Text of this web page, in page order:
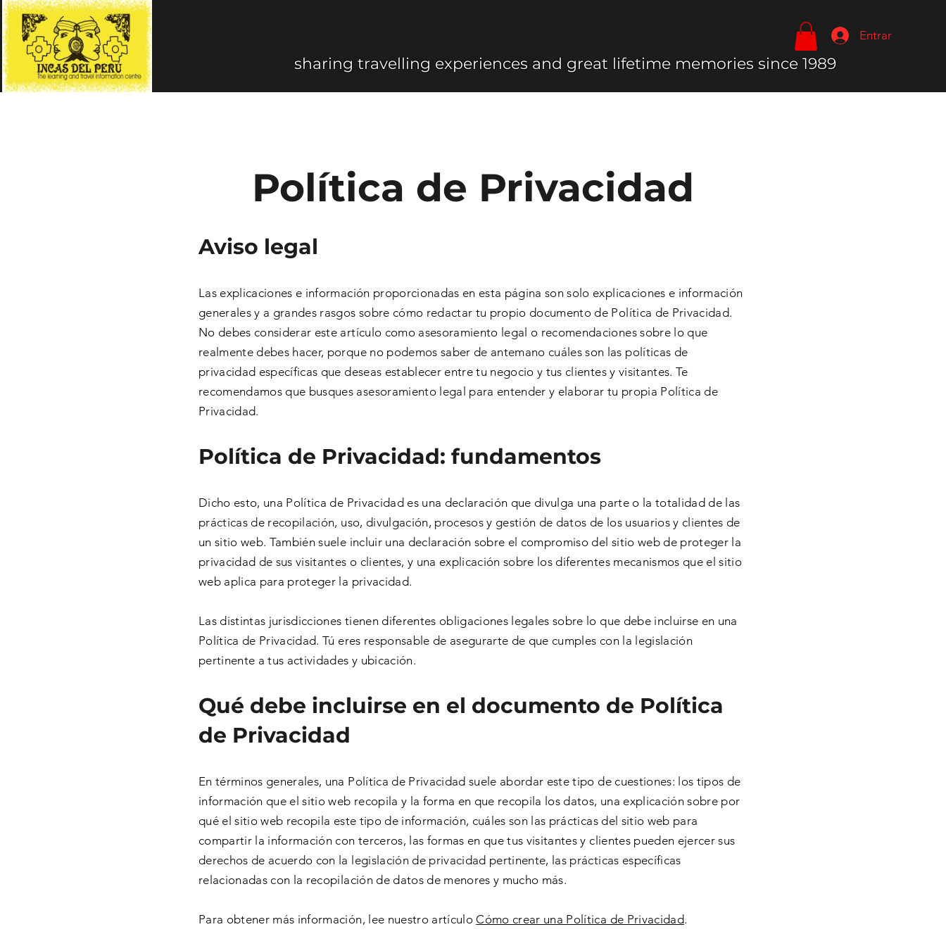
Entrar
sharing travelling experiences and great lifetime memories since 1989
Política de Privacidad
Aviso legal
Las explicaciones e información proporcionadas en esta página son solo explicaciones e información
generales y a grandes rasgos sobre cómo redactar tu propio documento de Política de Privacidad.
No debes considerar este artículo como asesoramiento legal o recomendaciones sobre lo que
realmente debes hacer, porque no podemos saber de antemano cuáles son las políticas de
privacidad específicas que deseas establecer entre tu negocio y tus clientes y visitantes. Te
recomendamos que busques asesoramiento legal para entender y elaborar tu propia Política de
Privacidad.
Política de Privacidad: fundamentos
Dicho esto, una Política de Privacidad es una declaración que divulga una parte o la totalidad de las
prácticas de recopilación, uso, divulgación, procesos y gestión de datos de los usuarios y clientes de
un sitio web. También suele incluir una declaración sobre el compromiso del sitio web de proteger la
privacidad de sus visitantes o clientes, y una explicación sobre los diferentes mecanismos que el sitio
web aplica para proteger la privacidad.
Las distintas jurisdicciones tienen diferentes obligaciones legales sobre lo que debe incluirse en una
Política de Privacidad. Tú eres responsable de asegurarte de que cumples con la legislación
pertinente a tus actividades y ubicación.
Qué debe incluirse en el documento de Política
de Privacidad
En términos generales, una Política de Privacidad suele abordar este tipo de cuestiones: los tipos de
información que el sitio web recopila y la forma en que recopila los datos, una explicación sobre por
qué el sitio web recopila este tipo de información, cuáles son las prácticas del sitio web para
compartir la información con terceros, las formas en que tus visitantes y clientes pueden ejercer sus
derechos de acuerdo con la legislación de privacidad pertinente, las prácticas específicas
relacionadas con la recopilación de datos de menores y mucho más.
Para obtener más información, lee nuestro artículoCómo crear una Política de Privacidad.